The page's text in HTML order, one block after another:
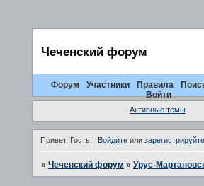
Чеченский форум
Форум Участники Правила
Войти
Активные темы
Привет, Гость! Войдите или
» Чеченский форум » Урус-